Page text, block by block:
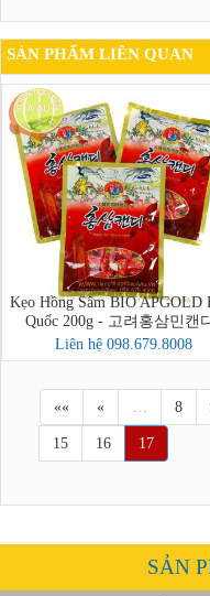
SẢN PHẨM LIÊN QUAN
Kẹo Hồng Sâm BIO APGOLD
Quốc 200g - 고려홍삼민캔디
Liên hệ 098.679.8008
«« « … 8
15 16 17
SẢN